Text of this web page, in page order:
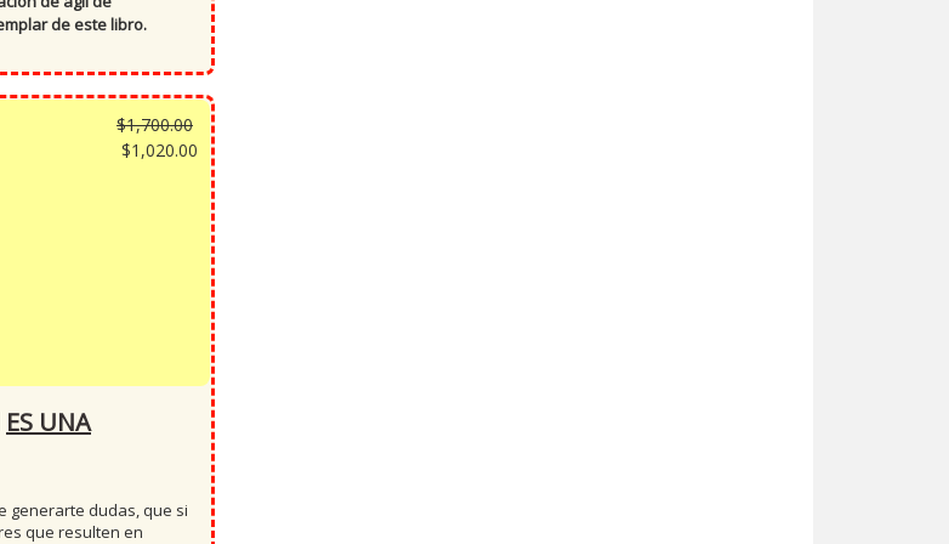
de este libro.
$1,700.00
precio
original
era:
$1,700.00.
$1,020.00
precio
actual
es:
$1,020.00.
ES UNA
generarte dudas, que si
que resulten en